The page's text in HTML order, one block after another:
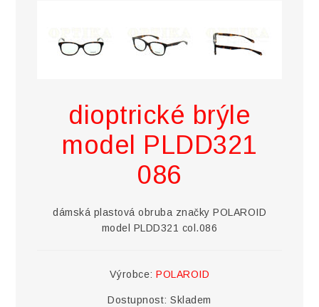
dioptrické brýle
model PLDD321
086
dámská plastová obruba značky POLAROID
model PLDD321 col.086
Výrobce: POLAROID
Dostupnost: Skladem